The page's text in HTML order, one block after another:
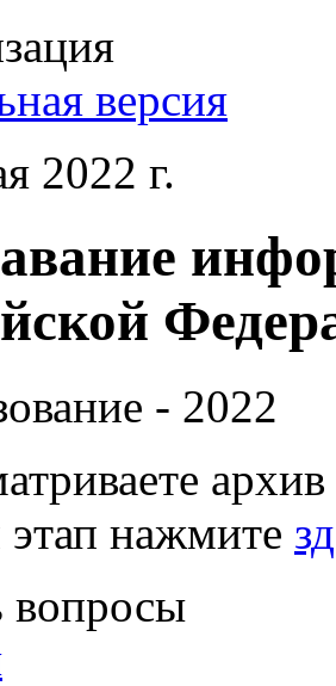
версия
2022 г.
- 2022
нажмите
вопросы